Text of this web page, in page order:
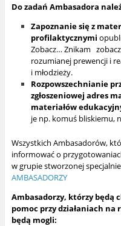
Do zadań Ambasadora
Zapoznanie się z
profilaktycznymi
Zobacz… Znikam
rozumianej prewencji i
i młodzieży.
Rozpowszechnianie
zgłoszeniowej adres
materiałów
je np. komuś bliskiemu,
Wszystkich Ambasadorów,
informować o
w grupie stworzonej
AMBASADORZY
Ambasadorzy, którzy będą
pomoc przy działaniach na
będą mogli: